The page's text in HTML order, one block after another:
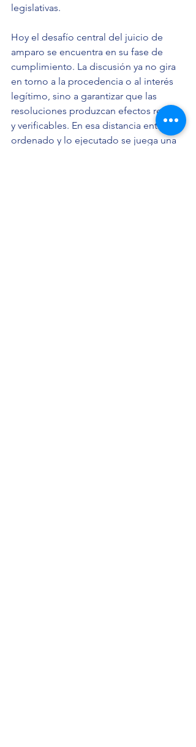
legislativas.
Hoy el desafío central del juicio de
amparo se encuentra en su fase de
cumplimiento. La discusión ya no gira
en torno a la procedencia o al interés
legítimo, sino a garantizar que las
resoluciones produzcan efectos reales
y verificables. En esa distancia entre lo
ordenado y lo ejecutado se juega una